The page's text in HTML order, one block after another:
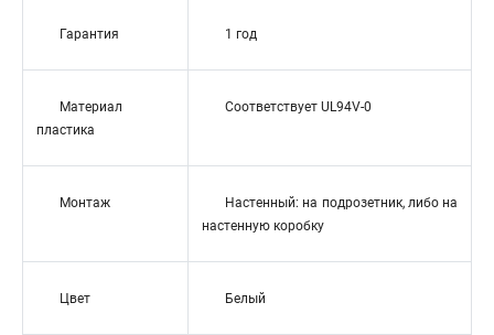
Гарантия 1 год
Материал
пластика
Соответствует UL94V-0
Монтаж
Настенный: на подрозетник, либо на
настенную коробку
Цвет Белый